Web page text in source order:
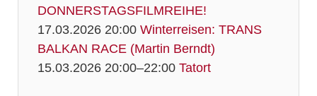
DONNERSTAGSFILMREIHE!
17.03.2026 20:00 Winterreisen: TRANS
BALKAN RACE (Martin Berndt)
15.03.2026 20:00–22:00 Tatort